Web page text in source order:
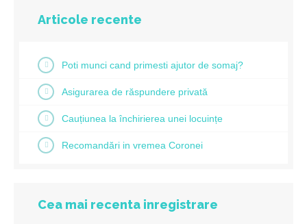
Articole recente
Poti munci cand primesti ajutor de somaj?
Asigurarea de răspundere privată
Cauțiunea la închirierea unei locuințe
Recomandări in vremea Coronei
Cea mai recenta inregistrare